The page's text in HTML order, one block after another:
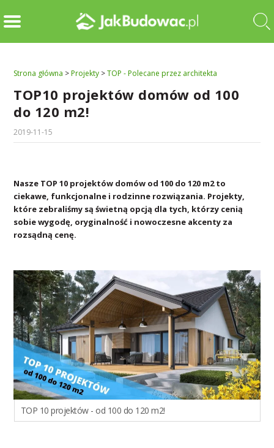
Strona główna >Projekty >TOP - Polecane przez architekta
TOP10 projektów domów od 100
do 120 m2!
2019-11-15
Nasze TOP 10 projektów domów od 100 do 120 m2 to
ciekawe, funkcjonalne i rodzinne rozwiązania. Projekty,
które zebraliśmy są świetną opcją dla tych, którzy cenią
sobie wygodę, oryginalność i nowoczesne akcenty za
rozsądną cenę.
TOP 10 projektów - od 100 do 120 m2!